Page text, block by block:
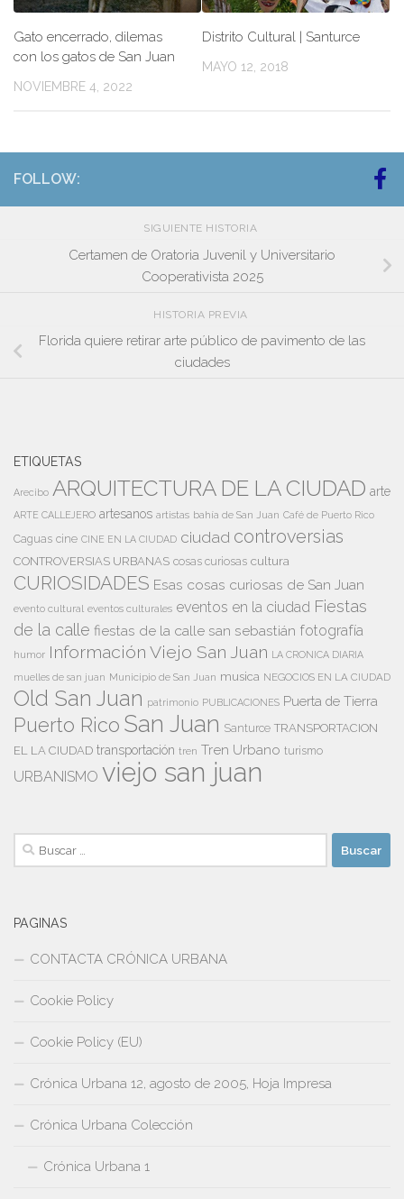
Gato encerrado, dilemas
con los gatos de San Juan
NOVIEMBRE 4, 2022
Distrito Cultural | Santurce
MAYO 12, 2018
FOLLOW:
SIGUIENTE HISTORIA
Certamen de Oratoria Juvenil y Universitario
Cooperativista 2025
HISTORIA PREVIA
Florida quiere retirar arte público de pavimento de las
ciudades
ETIQUETAS
Arecibo ARQUITECTURA DE LA CIUDAD arte
ARTE CALLEJERO artesanos artistas bahía de San Juan Café de Puerto Rico
Caguas cine CINE EN LA CIUDAD ciudad controversias
CONTROVERSIAS URBANAS cosas curiosas cultura
CURIOSIDADES Esas cosas curiosas de San Juan
evento cultural eventos culturales eventos en la ciudad Fiestas
de la calle fiestas de la calle san sebastián fotografía
humor Información Viejo San Juan LA CRONICA DIARIA
muelles de san juan Municipio de San Juan musica NEGOCIOS EN LA CIUDAD
Old San Juan patrimonio PUBLICACIONES Puerta de Tierra
Puerto Rico San Juan Santurce TRANSPORTACION
EL LA CIUDAD transportación tren Tren Urbano turismo
URBANISMO viejo san juan
Buscar:
PAGINAS
CONTACTA CRÓNICA URBANA
Cookie Policy
Cookie Policy (EU)
Crónica Urbana 12, agosto de 2005, Hoja Impresa
Crónica Urbana Colección
Crónica Urbana 1